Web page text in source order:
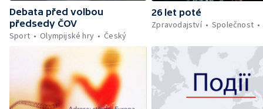
Debata před volbou
předsedy ČOV
Sport
Olympijské hry Český
26 let poté
Zpravodajství
Společnost